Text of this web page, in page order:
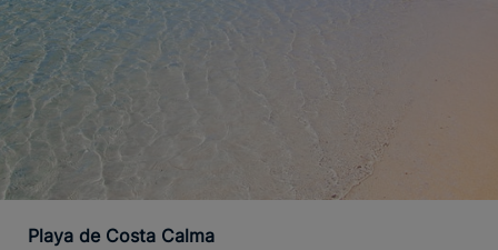
Playa de Costa Calma